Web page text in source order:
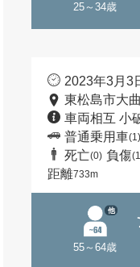
25～34歳
2023年3月3
東松島市大
車両相互 小
普通乗用車(1)
死亡(0) 負傷
距離733m
55～64歳
他